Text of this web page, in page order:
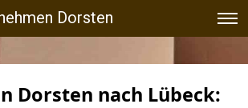
Dorsten
Dorsten nach Lübeck: